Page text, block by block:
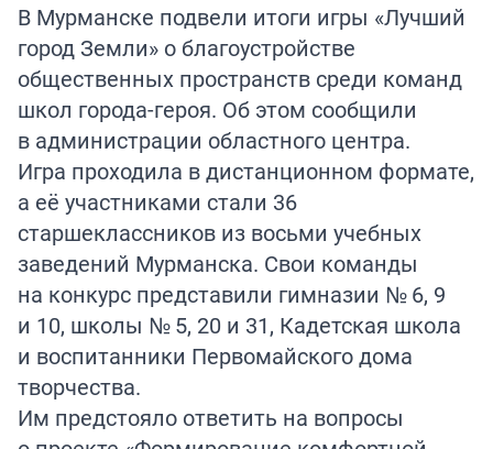
В Мурманске подвели итоги игры «Лучший
город Земли» о благоустройстве
общественных пространств среди команд
школ города-героя. Об этом сообщили
в администрации областного центра.
Игра проходила в дистанционном формате,
а её участниками стали 36
старшеклассников из восьми учебных
заведений Мурманска. Свои команды
на конкурс представили гимназии № 6, 9
и 10, школы № 5, 20 и 31, Кадетская школа
и воспитанники Первомайского дома
творчества.
Им предстояло ответить на вопросы